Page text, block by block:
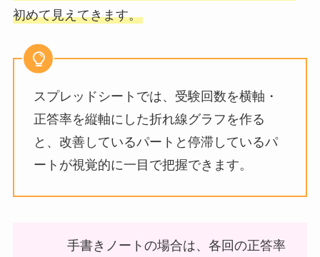
初めて見えてきます。
スプレッドシートでは、受験回数を横軸・
正答率を縦軸にした折れ線グラフを作る
と、改善しているパートと停滞しているパ
ートが視覚的に一目で把握できます。
手書きノートの場合は、各回の正答率